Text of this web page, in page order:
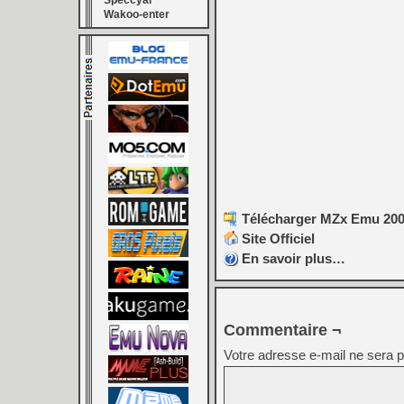
Wakoo-enter
Télécharger MZx Emu
Site Officiel
En savoir plus…
Commentaire ¬
Votre adresse e-mail ne sera